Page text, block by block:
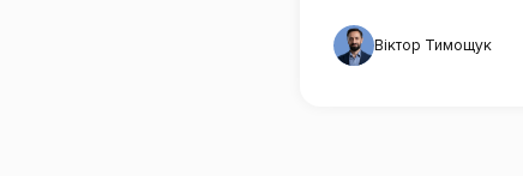
Віктор Тимощук